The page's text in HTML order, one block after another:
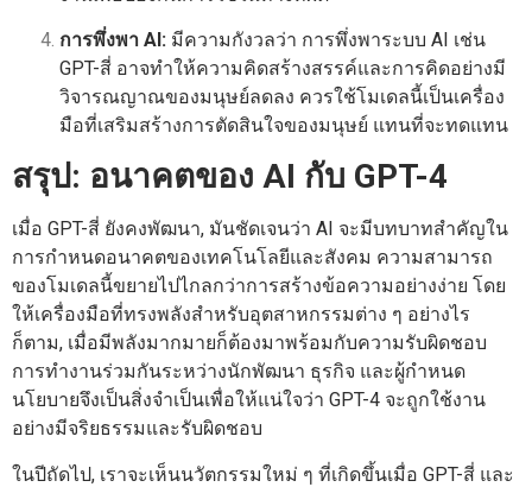
การพึ่งพา AI: มีความกังวลว่า การพึ่งพาระบบ AI เช่น
GPT-สี่ อาจทำให้ความคิดสร้างสรรค์และการคิดอย่างมี
วิจารณญาณของมนุษย์ลดลง ควรใช้โมเดลนี้เป็นเครื่อง
มือที่เสริมสร้างการตัดสินใจของมนุษย์ แทนที่จะทดแทน
สรุป: อนาคตของ AI กับ GPT-4
เมื่อ GPT-สี่ ยังคงพัฒนา, มันชัดเจนว่า AI จะมีบทบาทสำคัญใน
การกำหนดอนาคตของเทคโนโลยีและสังคม ความสามารถ
ของโมเดลนี้ขยายไปไกลกว่าการสร้างข้อความอย่างง่าย โดย
ให้เครื่องมือที่ทรงพลังสำหรับอุตสาหกรรมต่าง ๆ อย่างไร
ก็ตาม, เมื่อมีพลังมากมายก็ต้องมาพร้อมกับความรับผิดชอบ
การทำงานร่วมกันระหว่างนักพัฒนา ธุรกิจ และผู้กำหนด
นโยบายจึงเป็นสิ่งจำเป็นเพื่อให้แน่ใจว่า GPT-4 จะถูกใช้งาน
อย่างมีจริยธรรมและรับผิดชอบ
ในปีถัดไป, เราจะเห็นนวัตกรรมใหม่ ๆ ที่เกิดขึ้นเมื่อ GPT-สี่ และ